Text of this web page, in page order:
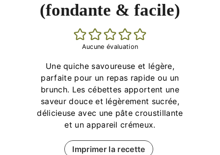
(fondante & facile)
Aucune évaluation
Une quiche savoureuse et légère,
parfaite pour un repas rapide ou un
brunch. Les cébettes apportent une
saveur douce et légèrement sucrée,
délicieuse avec une pâte croustillante
et un appareil crémeux.
Imprimer la recette